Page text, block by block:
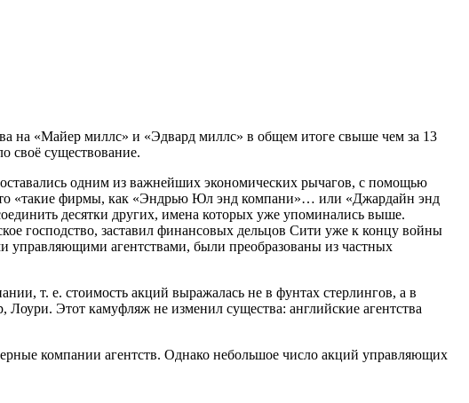
на «Майер миллс» и «Эдвард миллс» в общем итоге свыше чем за 13
своё существование.
одним из важнейших экономических рычагов, с помощью
«такие фирмы, как «Эндрью Юл энд компани»… или «Джардайн энд
десятки других, имена которых уже упоминались выше.
господство, заставил финансовых дельцов Сити уже к концу войны
агентствами, были преобразованы из частных
т. е. стоимость акций выражалась не в фунтах стерлингов, а в
Этот камуфляж не изменил существа: английские агентства
компании агентств. Однако небольшое число акций управляющих